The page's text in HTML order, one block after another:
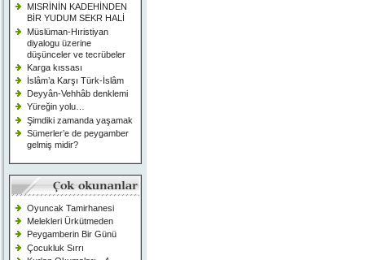
MISRİNİN KADEHİNDEN
BİR YUDUM SEKR HALİ
Müslüman-Hıristiyan
diyalogu üzerine
düşünceler ve tecrübeler
Karga kıssası
İslâm’a Karşı Türk-İslâm
Deyyân-Vehhâb denklemi
Yüreğin yolu…
Şimdiki zamanda yaşamak
Sümerler’e de peygamber
gelmiş midir?
Oyuncak Tamirhanesi
Melekleri Ürkütmeden
Peygamberin Bir Günü
Çocukluk Sırrı